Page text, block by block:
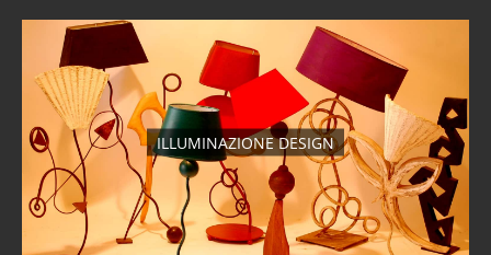
ILLUMINAZIONE DESIGN